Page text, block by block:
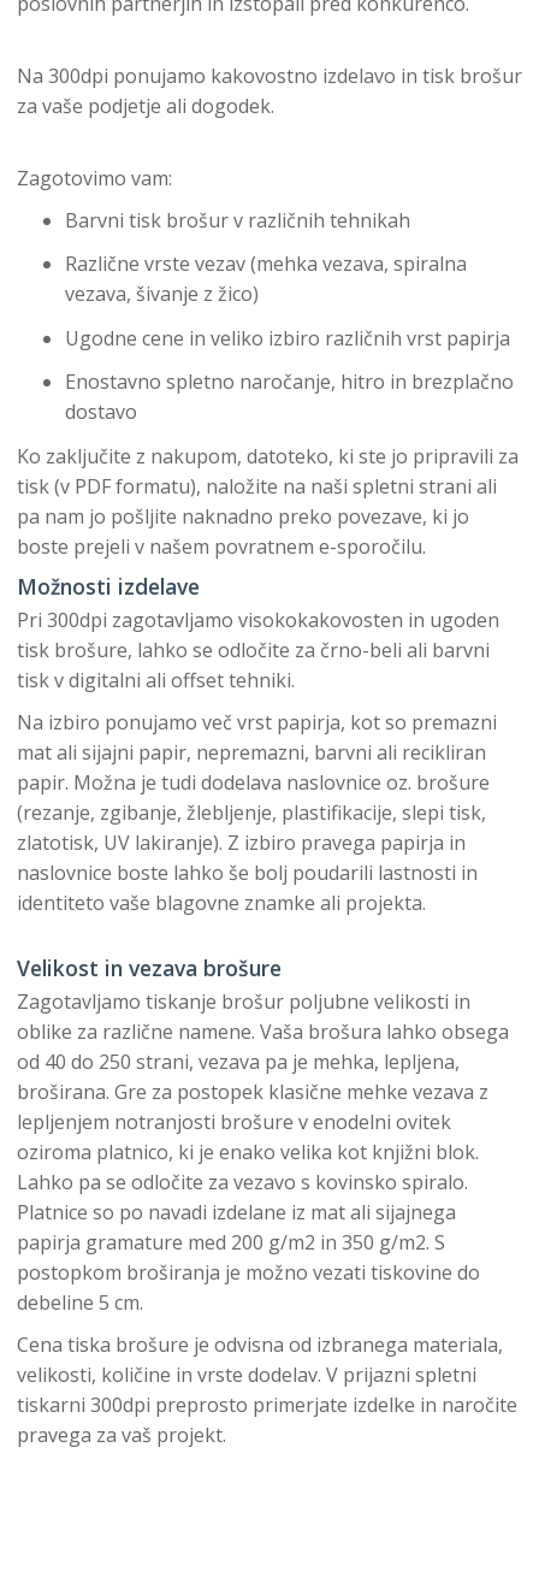
Na 300dpi ponujamo kakovostno izdelavo in tisk brošur
za vaše podjetje ali dogodek.
Zagotovimo vam:
Barvni tisk brošur v različnih tehnikah
Različne vrste vezav (mehka vezava, spiralna
vezava, šivanje z žico)
Ugodne cene in veliko izbiro različnih vrst papirja
Enostavno spletno naročanje, hitro in brezplačno
dostavo
Ko zaključite z nakupom, datoteko, ki ste jo pripravili za
tisk (v PDF formatu), naložite na naši spletni strani ali
pa nam jo pošljite naknadno preko povezave, ki jo
boste prejeli v našem povratnem e-sporočilu.
Možnosti izdelave
Pri 300dpi zagotavljamo visokokakovosten in ugoden
tisk brošure, lahko se odločite za črno-beli ali barvni
tisk v digitalni ali offset tehniki.
Na izbiro ponujamo več vrst papirja, kot so premazni
mat ali sijajni papir, nepremazni, barvni ali recikliran
papir. Možna je tudi dodelava naslovnice oz. brošure
(rezanje, zgibanje, žlebljenje, plastifikacije, slepi tisk,
zlatotisk, UV lakiranje). Z izbiro pravega papirja in
naslovnice boste lahko še bolj poudarili lastnosti in
identiteto vaše blagovne znamke ali projekta.
Velikost in vezava brošure
Zagotavljamo tiskanje brošur poljubne velikosti in
oblike za različne namene. Vaša brošura lahko obsega
od 40 do 250 strani, vezava pa je mehka, lepljena,
broširana. Gre za postopek klasične mehke vezava z
lepljenjem notranjosti brošure v enodelni ovitek
oziroma platnico, ki je enako velika kot knjižni blok.
Lahko pa se odločite za vezavo s kovinsko spiralo.
Platnice so po navadi izdelane iz mat ali sijajnega
papirja gramature med 200 g/m2 in 350 g/m2. S
postopkom broširanja je možno vezati tiskovine do
debeline 5 cm.
Cena tiska brošure je odvisna od izbranega materiala,
velikosti, količine in vrste dodelav. V prijazni spletni
tiskarni 300dpi preprosto primerjate izdelke in naročite
pravega za vaš projekt.